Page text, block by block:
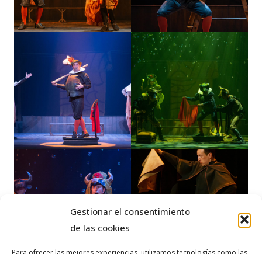
Gestionar el consentimiento
de las cookies